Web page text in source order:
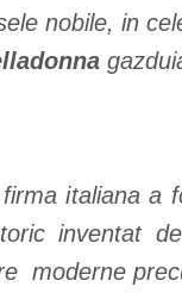
nobile, in
italiana
inventat
moderne